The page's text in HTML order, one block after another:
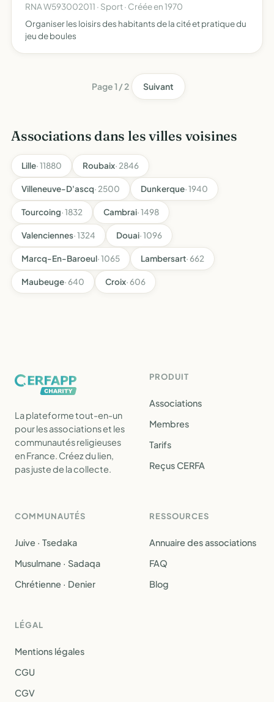
RNA W593002011 · Sport · Créée en 1970
Organiser les loisirs des habitants de la cité et pratique du
jeu de boules
Page 1 / 2 Suivant
Associations dans les villes voisines
Lille· 11880 Roubaix· 2846
Villeneuve-D'ascq· 2500 Dunkerque· 1940
Tourcoing· 1832 Cambrai· 1498
Valenciennes· 1324 Douai· 1096
Marcq-En-Baroeul· 1065 Lambersart· 662
Maubeuge· 640 Croix· 606
La plateforme tout-en-un
pour les associations et les
communautés religieuses
en France. Créez du lien,
pas juste de la collecte.
PRODUIT
Associations
Membres
Tarifs
Reçus CERFA
COMMUNAUTÉS
Juive · Tsedaka
Musulmane · Sadaqa
Chrétienne · Denier
RESSOURCES
Annuaire des associations
FAQ
Blog
LÉGAL
Mentions légales
CGU
CGV